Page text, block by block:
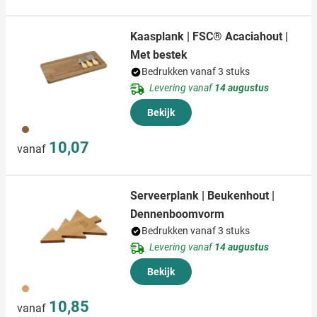
partners kunnen deze gegevens combineren met andere
informatie die u aan ze heeft verstrekt of die ze hebben
verzameld op basis van uw gebruik van hun services.
945
vanaf 10,07
Kaasplank | FSC® Acaciahout |
Met bestek
Bedrukken vanaf 3 stuks
Levering vanaf14 augustus
Bekijk
945
vanaf 10,85
Serveerplank | Beukenhout |
Dennenboomvorm
Bedrukken vanaf 3 stuks
Levering vanaf14 augustus
Bekijk